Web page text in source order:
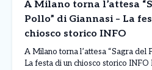
A Milano torna l’attesa
Pollo” di Giannasi – La
chiosco storico INFO
A Milano torna l’attesa “Sagra del
La festa di un chiosco storico